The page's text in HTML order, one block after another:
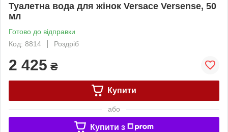
Туалетна вода для жінок Versace Versense, 50
мл
Готово до відправки
Код: 8814
Роздріб
2 425 ₴
Купити
або
Купити з